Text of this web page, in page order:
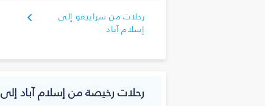
رحلات من سراييفو إلى
إسلام آباد
رحلات رخيصة من إسلام آباد إلى Bosnia and Herzegovina